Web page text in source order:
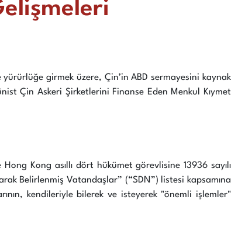
yürürlüğe girmek üzere, Çin’in ABD sermayesini kaynak
Çin Askeri Şirketlerini Finanse Eden Menkul Kıymet
Kong asıllı dört hükümet görevlisine 13936 sayılı
Belirlenmiş Vatandaşlar” (“SDN”) listesi kapsamına
kendileriyle bilerek ve isteyerek "önemli işlemler"